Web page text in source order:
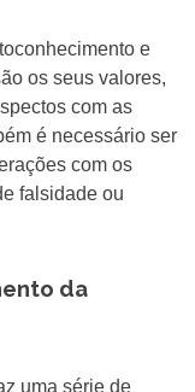
e
os seus valores,
com as
é necessário ser
com os
falsidade ou
da
uma série de